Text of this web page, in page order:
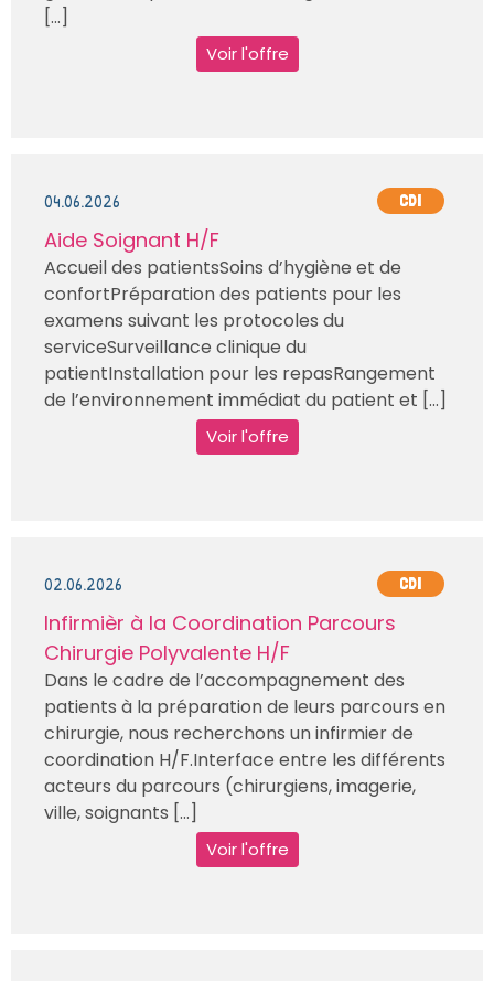
[...]
Voir l'offre
04.06.2026 CDI
Aide Soignant H/F
Accueil des patientsSoins d’hygiène et de
confortPréparation des patients pour les
examens suivant les protocoles du
serviceSurveillance clinique du
patientInstallation pour les repasRangement
de l’environnement immédiat du patient et [...]
Voir l'offre
02.06.2026 CDI
Infirmièr à la Coordination Parcours
Chirurgie Polyvalente H/F
Dans le cadre de l’accompagnement des
patients à la préparation de leurs parcours en
chirurgie, nous recherchons un infirmier de
coordination H/F.Interface entre les différents
acteurs du parcours (chirurgiens, imagerie,
ville, soignants [...]
Voir l'offre